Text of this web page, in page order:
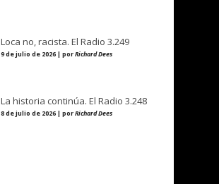
Loca no, racista. El Radio 3.249
9 de julio de 2026 | porRichard Dees
La historia continúa. El Radio 3.248
8 de julio de 2026 | porRichard Dees